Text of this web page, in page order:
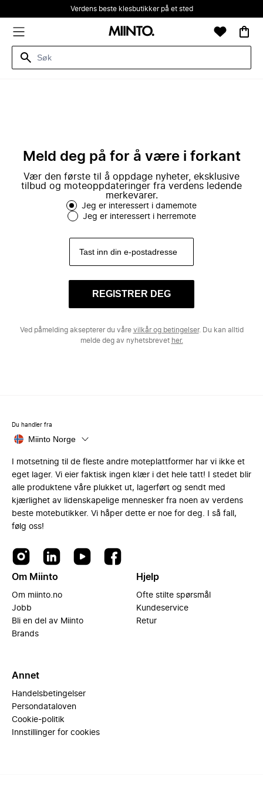
Verdens beste klesbutikker på et sted
Meld deg på for å være i forkant
Vær den første til å oppdage nyheter, eksklusive
tilbud og moteoppdateringer fra verdens ledende
merkevarer.
Jeg er interessert i damemote
Jeg er interessert i herremote
REGISTRER DEG
Ved påmelding aksepterer du våre vilkår og betingelser. Du kan alltid
melde deg av nyhetsbrevet her.
Du handler fra
Miinto Norge
I motsetning til de fleste andre moteplattformer har vi ikke et
eget lager. Vi eier faktisk ingen klær i det hele tatt! I stedet blir
alle produktene våre plukket ut, lagerført og sendt med
kjærlighet av lidenskapelige mennesker fra noen av verdens
beste motebutikker. Vi håper dette er noe for deg. I så fall,
følg oss!
Om Miinto
Om miinto.no
Jobb
Bli en del av Miinto
Brands
Hjelp
Ofte stilte spørsmål
Kundeservice
Retur
Annet
Handelsbetingelser
Persondataloven
Cookie-politik
Innstillinger for cookies